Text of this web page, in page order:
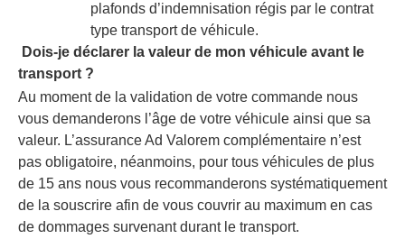
plafonds d’indemnisation régis par le contrat
type transport de véhicule.
Dois-je déclarer la valeur de mon véhicule avant le
transport ?
Au moment de la validation de votre commande nous
vous demanderons l’âge de votre véhicule ainsi que sa
valeur. L’assurance Ad Valorem complémentaire n’est
pas obligatoire, néanmoins, pour tous véhicules de plus
de 15 ans nous vous recommanderons systématiquement
de la souscrire afin de vous couvrir au maximum en cas
de dommages survenant durant le transport.